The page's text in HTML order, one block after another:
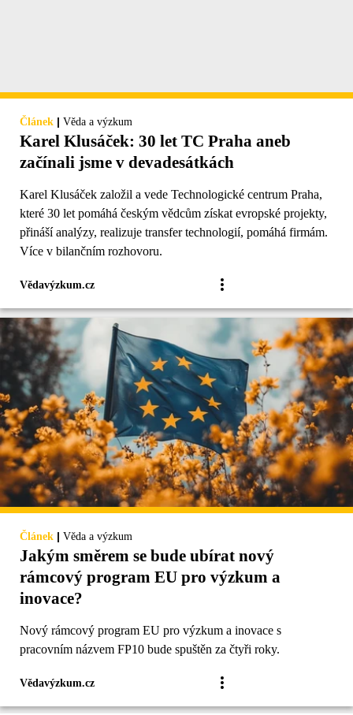
Článek | Věda a výzkum
Karel Klusáček: 30 let TC Praha aneb
začínali jsme v devadesátkách
Karel Klusáček založil a vede Technologické centrum Praha,
které 30 let pomáhá českým vědcům získat evropské projekty,
přináší analýzy, realizuje transfer technologií, pomáhá firmám.
Více v bilančním rozhovoru.
Vědavýzkum.cz
Článek | Věda a výzkum
Jakým směrem se bude ubírat nový
rámcový program EU pro výzkum a
inovace?
Nový rámcový program EU pro výzkum a inovace s
pracovním názvem FP10 bude spuštěn za čtyři roky.
Vědavýzkum.cz